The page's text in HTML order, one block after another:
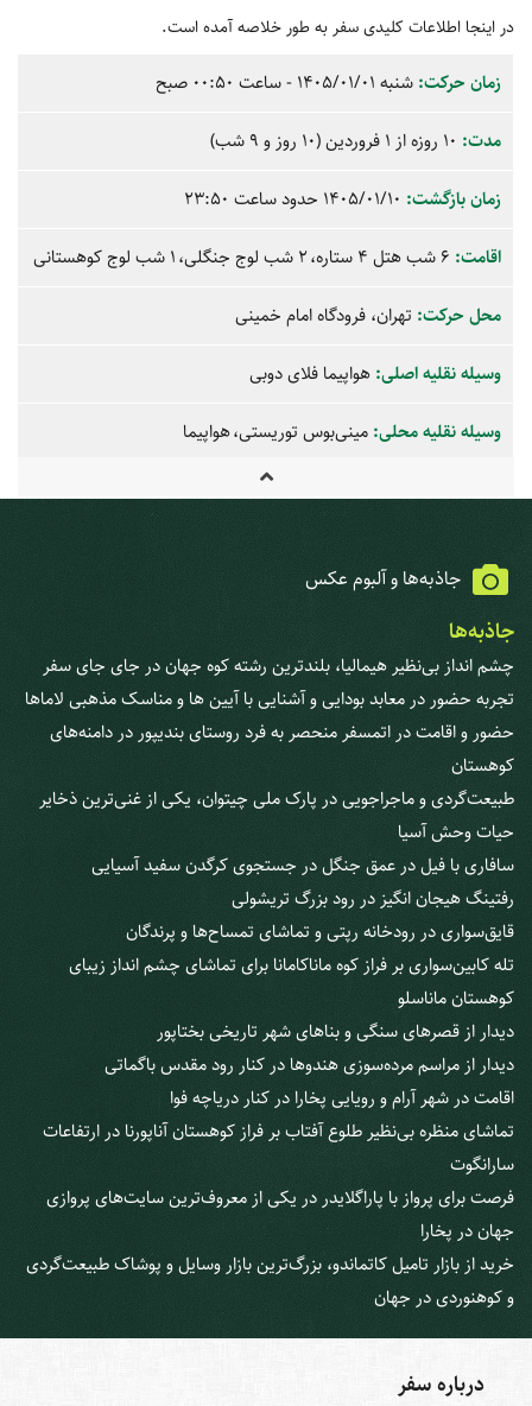
در اینجا اطلاعات کلیدی سفر به طور خلاصه آمده است.
زمان حرکت: شنبه 1405/01/01 - ساعت 00:50 صبح
مدت: 10 روزه از 1 فروردین (10 روز و 9 شب)
زمان بازگشت: 1405/01/10 حدود ساعت 23:50
اقامت: 6 شب هتل 4 ستاره 2 شب لوج جنگلی 1 شب لوج کوهستانی
محل حرکت: تهران، فرودگاه امام خمینی
وسیله نقلیه اصلی: هواپیما فلای دوبی
وسیله نقلیه محلی: مینی‌بوس توریستی هواپیما
جاذبه‌ها و آلبوم عکس
جاذبه‌ها
چشم انداز بی‌نظیر هیمالیا، بلندترین رشته کوه جهان در جای جای سفر
تجربه حضور در معابد بودایی و آشنایی با آیین ها و مناسک مذهبی لاماها
حضور و اقامت در اتمسفر منحصر به فرد روستای بندیپور در دامنه‌های
کوهستان
طبیعت‌گردی و ماجراجویی در پارک ملی چیتوان، یکی از غنی‌ترین ذخایر
حیات وحش آسیا
سافاری با فیل در عمق جنگل در جستجوی کرگدن سفید آسیایی
رفتینگ هیجان انگیز در رود بزرگ تریشولی
قایق‌سواری در رودخانه رپتی و تماشای تمساح‌ها و پرندگان
تله کابین‌سواری بر فراز کوه ماناکامانا برای تماشای چشم انداز زیبای
کوهستان ماناسلو
دیدار از قصرهای سنگی و بناهای شهر تاریخی بختاپور
دیدار از مراسم مرده‌سوزی هندوها در کنار رود مقدس باگماتی
اقامت در شهر آرام و رویایی پخارا در کنار دریاچه فوا
تماشای منظره بی‌نظیر طلوع آفتاب بر فراز کوهستان آناپورنا در ارتفاعات
سارانگوت
فرصت برای پرواز با پاراگلایدر در یکی از معروف‌ترین سایت‌های پروازی
جهان در پخارا
خرید از بازار تامیل کاتماندو، بزرگ‌ترین بازار وسایل و پوشاک طبیعت‌گردی
و کوهنوردی در جهان
درباره سفر